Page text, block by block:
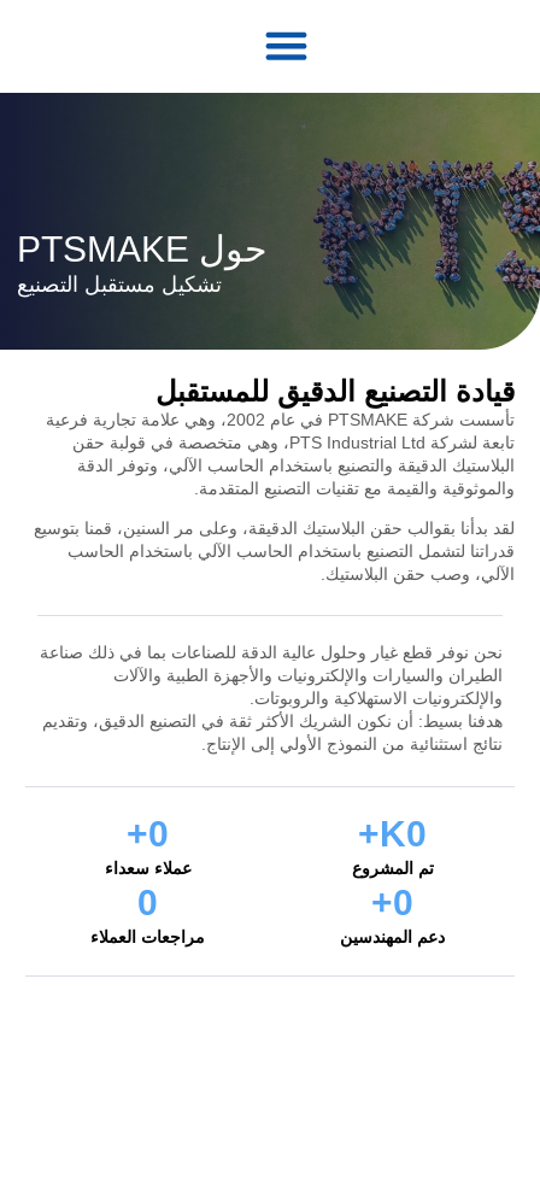
حول PTSMAKE
تشكيل مستقبل التصنيع
قيادة التصنيع الدقيق للمستقبل
تأسست شركة PTSMAKE في عام 2002، وهي علامة تجارية فرعية
تابعة لشركة PTS Industrial Ltd، وهي متخصصة في قولبة حقن
البلاستيك الدقيقة والتصنيع باستخدام الحاسب الآلي، وتوفر الدقة
والموثوقية والقيمة مع تقنيات التصنيع المتقدمة.
لقد بدأنا بقوالب حقن البلاستيك الدقيقة، وعلى مر السنين، قمنا بتوسيع
قدراتنا لتشمل التصنيع باستخدام الحاسب الآلي باستخدام الحاسب
الآلي، وصب حقن البلاستيك.
نحن نوفر قطع غيار وحلول عالية الدقة للصناعات بما في ذلك صناعة
الطيران والسيارات والإلكترونيات والأجهزة الطبية والآلات
والإلكترونيات الاستهلاكية والروبوتات.
هدفنا بسيط: أن نكون الشريك الأكثر ثقة في التصنيع الدقيق، وتقديم
نتائج استثنائية من النموذج الأولي إلى الإنتاج.
تم المشروع
0
K+
عملاء سعداء
0
+
دعم المهندسين
0
+
مراجعات العملاء
0